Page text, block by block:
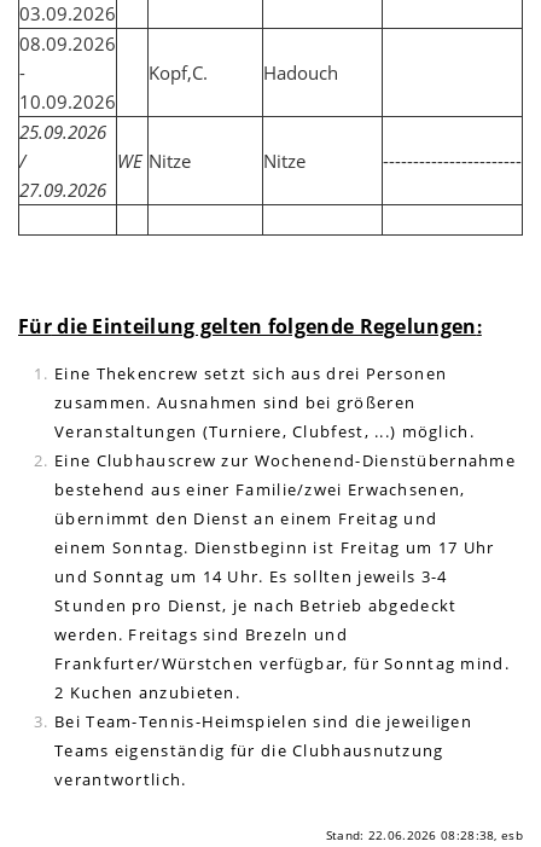
03.09.2026
08.09.2026
-
10.09.2026
Kopf,C. Hadouch
25.09.2026
/
27.09.2026
WE Nitze Nitze -----------------------
Fürdie Einteilung gelten folgende Regelungen:
Eine Thekencrew setzt sich aus drei Personen
zusammen. Ausnahmen sind bei größeren
Veranstaltungen (Turniere, Clubfest, ...) möglich.
Eine Clubhauscrew zur Wochenend-Dienstübernahme
bestehend aus einer Familie/zwei Erwachsenen,
übernimmt den Dienst an einem Freitag und
einem Sonntag. Dienstbeginn ist Freitag um 17 Uhr
und Sonntag um 14 Uhr. Es sollten jeweils 3-4
Stunden pro Dienst, je nach Betrieb abgedeckt
werden. Freitags sind Brezeln und
Frankfurter/Würstchen verfügbar, für Sonntag mind.
2 Kuchen anzubieten.
Bei Team-Tennis-Heimspielen sind die jeweiligen
Teams eigenständig für die Clubhausnutzung
verantwortlich.
Stand: 22.06.2026 08:28:38, esb